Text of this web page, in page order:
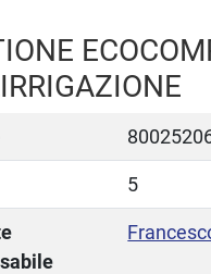
5